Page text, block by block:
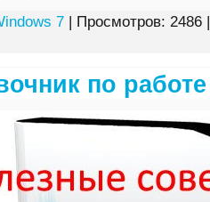
7| Просмотров: 2486
по